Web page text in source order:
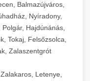
Balmazújváros,
Nyíradony,
Hajdúnánás,
Tokaj, Felsőzsolca,
Zalaszentgrót
Letenye,